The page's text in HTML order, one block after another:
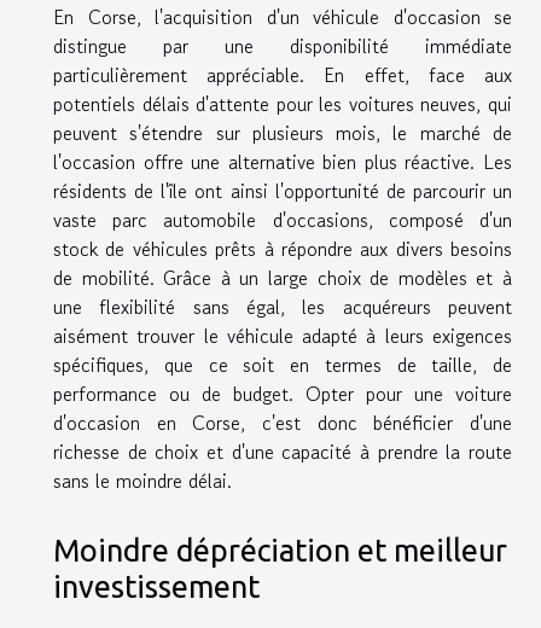
En Corse, l'acquisition d'un véhicule d'occasion se
distingue par une disponibilité immédiate
particulièrement appréciable. En effet, face aux
potentiels délais d'attente pour les voitures neuves, qui
peuvent s'étendre sur plusieurs mois, le marché de
l'occasion offre une alternative bien plus réactive. Les
résidents de l'île ont ainsi l'opportunité de parcourir un
vaste parc automobile d'occasions, composé d'un
stock de véhicules prêts à répondre aux divers besoins
de mobilité. Grâce à un large choix de modèles et à
une flexibilité sans égal, les acquéreurs peuvent
aisément trouver le véhicule adapté à leurs exigences
spécifiques, que ce soit en termes de taille, de
performance ou de budget. Opter pour une voiture
d'occasion en Corse, c'est donc bénéficier d'une
richesse de choix et d'une capacité à prendre la route
sans le moindre délai.
Moindre dépréciation et meilleur
investissement